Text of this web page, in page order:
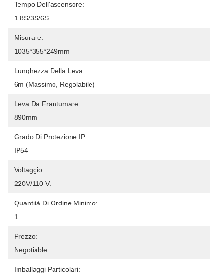
Tempo Dell'ascensore:
1.8S/3S/6S
Misurare:
1035*355*249mm
Lunghezza Della Leva:
6m (massimo, Regolabile)
Leva Da Frantumare:
890mm
Grado Di Protezione IP:
IP54
Voltaggio:
220V/110 V.
Quantità Di Ordine Minimo:
1
Prezzo:
Negotiable
Imballaggi Particolari: